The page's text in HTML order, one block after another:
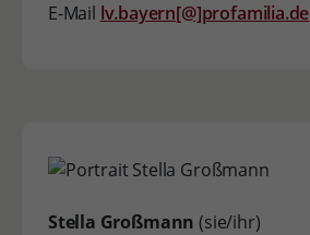
E-Mail lv.bayern[@]profamilia.de
Stella Großmann (sie/ihr)